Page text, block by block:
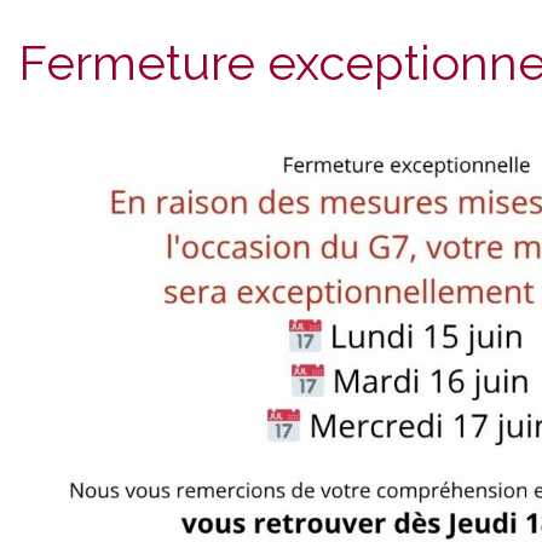
Fermeture